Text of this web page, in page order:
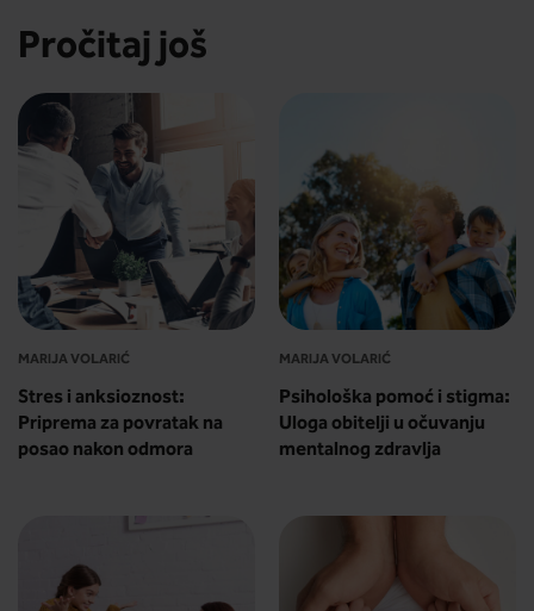
Pročitaj još
MARIJA VOLARIĆ
Stres i anksioznost:
Priprema za povratak na
posao nakon odmora
MARIJA VOLARIĆ
Psihološka pomoć i stigma:
Uloga obitelji u očuvanju
mentalnog zdravlja